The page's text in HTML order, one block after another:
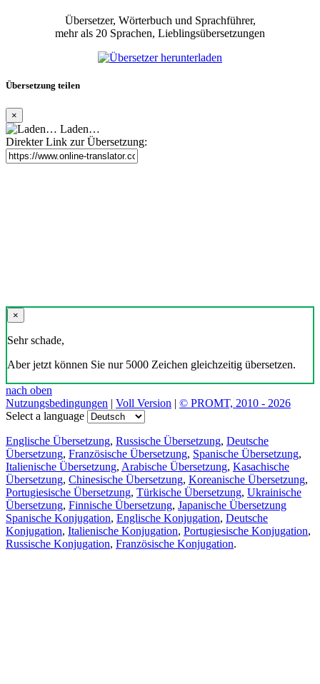
Übersetzer, Wörterbuch und Sprachführer,
mehr als 20 Sprachen, Lieblingsübersetzungen
Übersetzung teilen
×
Laden…
Direkter Link zur Übersetzung:
×
Sehr schade,
Aber jetzt können Sie nur 5000 Zeichen gleichzeitig übersetzen.
nach oben
Nutzungsbedingungen | Voll Version | © PROMT, 2010 - 2026
Select a language
Englische Übersetzung, Russische Übersetzung, Deutsche
Übersetzung, Französische Übersetzung, Spanische Übersetzung,
Italienische Übersetzung, Arabische Übersetzung, Kasachische
Übersetzung, Chinesische Übersetzung, Koreanische Übersetzung,
Portugiesische Übersetzung, Türkische Übersetzung, Ukrainische
Übersetzung, Finnische Übersetzung, Japanische Übersetzung
Spanische Konjugation, Englische Konjugation, Deutsche
Konjugation, Italienische Konjugation, Portugiesische Konjugation,
Russische Konjugation, Französische Konjugation.